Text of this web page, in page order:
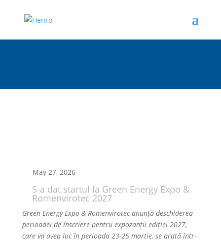
May 27, 2026
S-a dat startul la Green Energy Expo &
Romenvirotec 2027
Green Energy Expo & Romenvirotec anunță deschiderea
perioadei de înscriere pentru expozanții ediției 2027,
care va avea loc în perioada 23-25 martie, se arată într-